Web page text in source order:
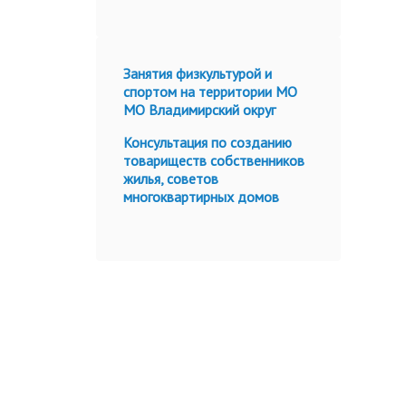
Занятия физкультурой и
спортом на территории МО
МО Владимирский округ
Консультация по созданию
товариществ собственников
жилья, советов
многоквартирных домов